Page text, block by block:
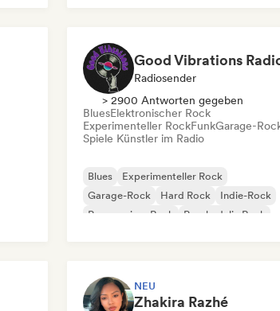
Good Vibrations
Radiosender
> 2900 Antworten gegeben
BluesElektronischer Rock
Experimenteller RockFunkGarage-
Spiele Künstler im Radio
Blues
Experimenteller Rock
Garage-Rock
Hard Rock
Indie-Rock
Progressiver Rock
Psychedelic Rock
NEU
Zhakira Razhé